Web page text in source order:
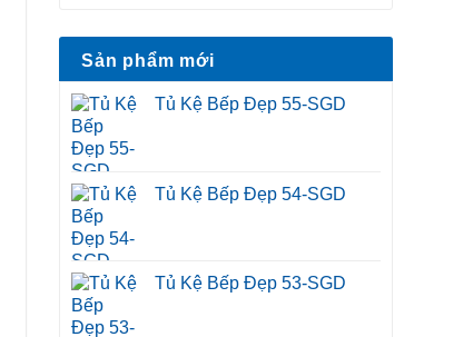
Sản phẩm mới
Tủ Kệ Bếp Đẹp 55-SGD
Tủ Kệ Bếp Đẹp 54-SGD
Tủ Kệ Bếp Đẹp 53-SGD